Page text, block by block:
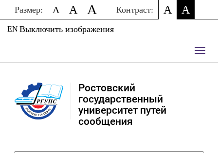
Размер: A A A Контраст: A A
Выключить изображения
EN
Ростовский
государственный
университет путей
сообщения